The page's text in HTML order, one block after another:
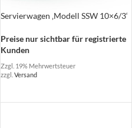
Servierwagen ‚Modell SSW 10×6/3‘
Preise nur sichtbar für registrierte
Kunden
Zzgl. 19% Mehrwertsteuer
zzgl. Versand